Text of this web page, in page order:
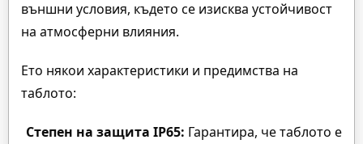
външни условия, където се изисква устойчивост
на атмосферни влияния.
Ето някои характеристики и предимства на
таблото:
Степен на защита IP65: Гарантира, че таблото е